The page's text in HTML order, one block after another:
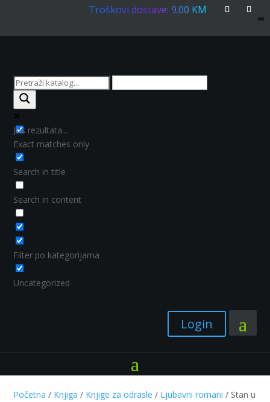
Troškovi dostave: 9.00 KM
Još rezultata...
Exact matches only
Search in title
Search in content
Filter po kategorijama
Uncategorized
Login
Početna / Knjiga / Knjige za odrasle / Ljubavni romani / Stan u